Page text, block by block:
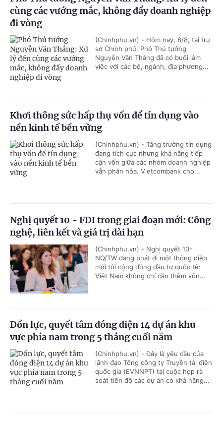
cùng các vướng mắc, không đẩy doanh nghiệp
đi vòng
(Chinhphu.vn) - Hôm nay, 8/8, tại trụ
sở Chính phủ, Phó Thủ tướng
Nguyễn Văn Thắng đã có buổi làm
việc với các bộ, ngành, địa phương...
Khơi thông sức hấp thụ vốn để tín dụng vào
nền kinh tế bền vững
(Chinhphu.vn) - Tăng trưởng tín dụng
đang tích cực nhưng khả năng tiếp
cận vốn giữa các nhóm doanh nghiệp
vẫn phân hóa. Vietcombank cho...
Nghị quyết 10 - FDI trong giai đoạn mới: Công
nghệ, liên kết và giá trị dài hạn
(Chinhphu.vn) - Nghị quyết 10-
NQ/TW đang phát đi một thông điệp
mới tới cộng đồng đầu tư quốc tế:
Việt Nam không chỉ cần thêm vốn...
Dồn lực, quyết tâm đóng điện 14 dự án khu
vực phía nam trong 5 tháng cuối năm
(Chinhphu.vn) - Đây là yêu cầu của
lãnh đạo Tổng công ty Truyền tải điện
quốc gia (EVNNPT) tại cuộc họp rà
soát tiến độ các dự án có khả năng...